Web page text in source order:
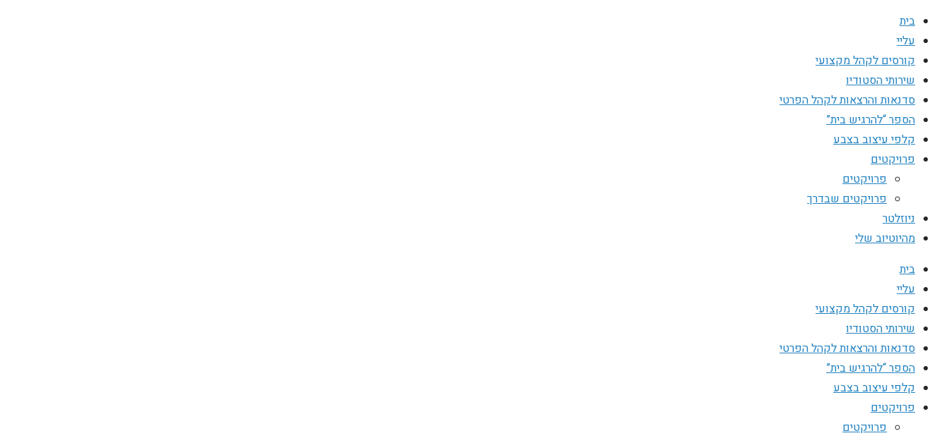
בית
עליי
קורסים לקהל מקצועי
שירותי הסטודיו
סדנאות והרצאות לקהל הפרטי
הספר “להרגיש בית”
קלפי עיצוב בצבע
פרויקטים
פרויקטים
פרויקטים שבדרך
ניוזלטר
מהיוטיוב שלי
בית
עליי
קורסים לקהל מקצועי
שירותי הסטודיו
סדנאות והרצאות לקהל הפרטי
הספר “להרגיש בית”
קלפי עיצוב בצבע
פרויקטים
פרויקטים